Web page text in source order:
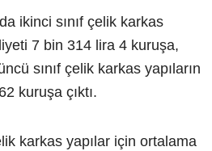
ikinci sınıf çelik karkas
7 bin 314 lira 4 kuruşa,
sınıf çelik karkas yapıların
kuruşa çıktı.
karkas yapılar için ortalama